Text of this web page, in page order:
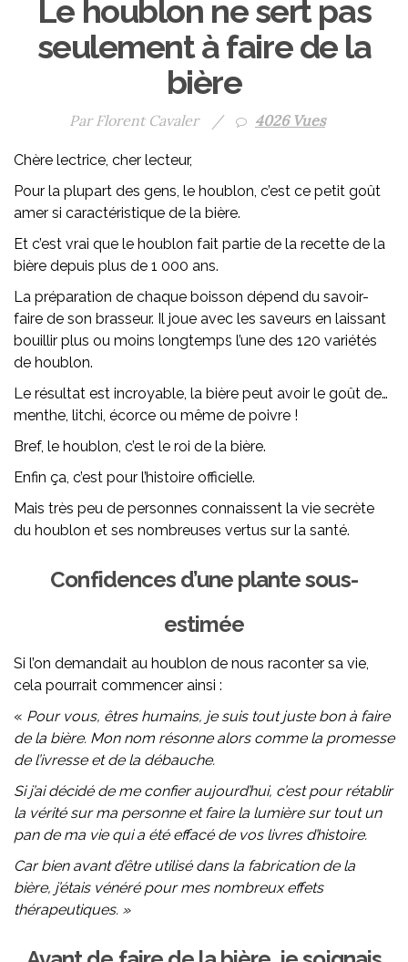
Le houblon ne sert pas
seulement à faire de la
bière
Par Florent Cavaler / 4026 Vues
Chère lectrice, cher lecteur,
Pour la plupart des gens, le houblon, c’est ce petit goût
amer si caractéristique de la bière.
Et c’est vrai que le houblon fait partie de la recette de la
bière depuis plus de 1 000 ans.
La préparation de chaque boisson dépend du savoir-
faire de son brasseur. Il joue avec les saveurs en laissant
bouillir plus ou moins longtemps l’une des 120 variétés
de houblon.
Le résultat est incroyable, la bière peut avoir le goût de…
menthe, litchi, écorce ou même de poivre !
Bref, le houblon, c’est le roi de la bière.
Enfin ça, c’est pour l’histoire officielle.
Mais très peu de personnes connaissent la vie secrète
du houblon et ses nombreuses vertus sur la santé.
Confidences d’une plante sous-
estimée
Si l’on demandait au houblon de nous raconter sa vie,
cela pourrait commencer ainsi :
« Pour vous, êtres humains, je suis tout juste bon à faire
de la bière. Mon nom résonne alors comme la promesse
de l’ivresse et de la débauche.
Si j’ai décidé de me confier aujourd’hui, c’est pour rétablir
la vérité sur ma personne et faire la lumière sur tout un
pan de ma vie qui a été effacé de vos livres d’histoire.
Car bien avant d’être utilisé dans la fabrication de la
bière, j’étais vénéré pour mes nombreux effets
thérapeutiques. »